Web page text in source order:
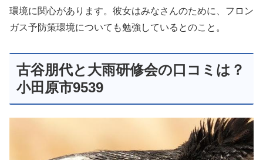
環境に関心があります。彼女はみなさんのために、フロン
ガス予防策環境についても勉強しているとのこと。
古谷朋代と大雨研修会の口コミは？
小田原市9539